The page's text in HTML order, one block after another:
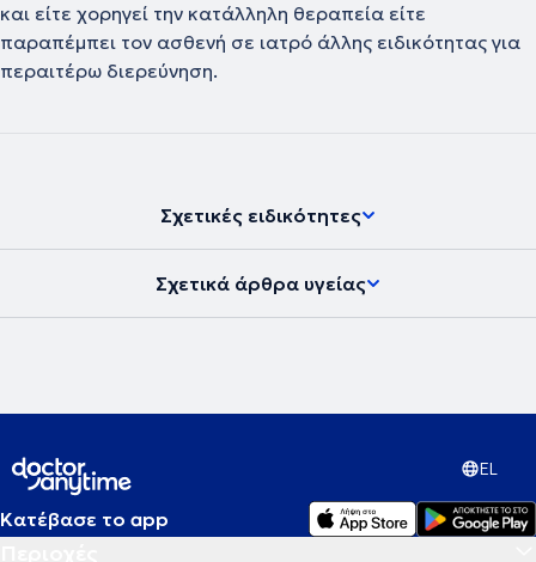
και είτε χορηγεί την κατάλληλη θεραπεία είτε
παραπέμπει τον ασθενή σε ιατρό άλλης ειδικότητας για
περαιτέρω διερεύνηση.
Σχετικές ειδικότητες
Σχετικά άρθρα υγείας
EL
Κατέβασε το app